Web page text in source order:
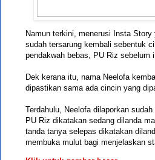
Namun terkini, menerusi Insta
sudah tersarung kembali sebentuk
pendakwah bebas, PU Riz sebelum
Dek kerana itu, nama Neelofa
dipastikan sama ada cincin yang
Terdahulu, Neelofa dilaporkan
PU Riz dikatakan sedang dilanda
tanda tanya selepas dikatakan
membuka mulut bagi menjelaskan